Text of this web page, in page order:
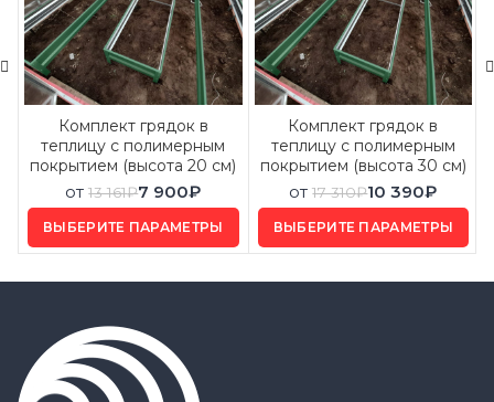
Комплект грядок в
теплицу с полимерным
покрытием (высота 20 см)
от 13 161₽7 900₽
ВЫБЕРИТЕ ПАРАМЕТРЫ
Комплект грядок в
теплицу с полимерным
покрытием (высота 30 см)
от 17 310₽10 390₽
ВЫБЕРИТЕ ПАРАМЕТРЫ